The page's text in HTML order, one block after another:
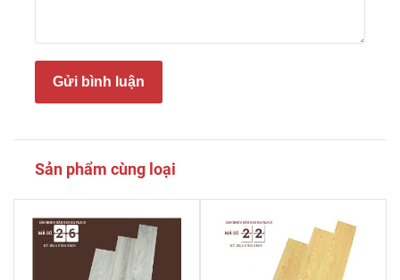
Gửi bình luận
Sản phẩm cùng loại